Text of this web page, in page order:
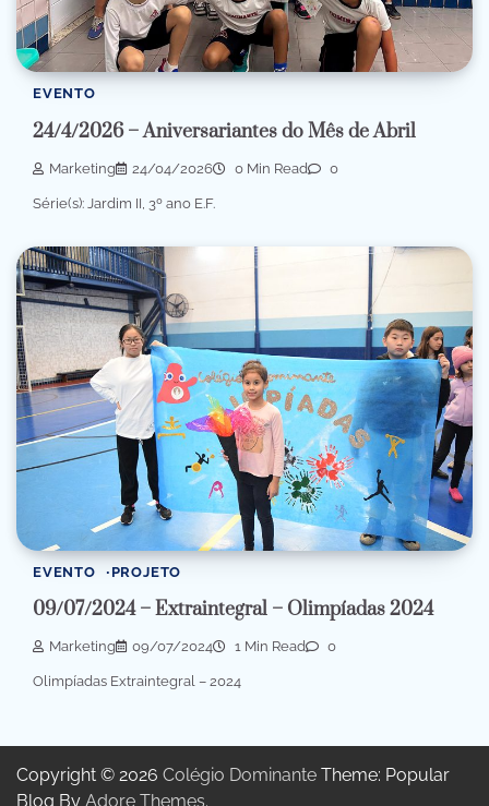
EVENTO
24/4/2026 – Aniversariantes do Mês de Abril
Marketing 24/04/2026 0 Min Read 0
Série(s): Jardim II, 3º ano E.F.
EVENTO PROJETO
09/07/2024 – Extraintegral – Olimpíadas 2024
Marketing 09/07/2024 1 Min Read 0
Olimpíadas Extraintegral – 2024
Copyright © 2026 Colégio Dominante Theme: Popular
Blog By Adore Themes.